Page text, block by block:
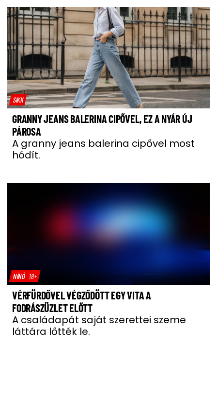
SIKK
GRANNY JEANS BALERINA CIPŐVEL, EZ A NYÁR ÚJ
PÁROSA
A granny jeans balerina cipővel most
hódít.
NÍNÓ 18+
VÉRFÜRDŐVEL VÉGZŐDÖTT EGY VITA A
FODRÁSZÜZLET ELŐTT
A családapát saját szerettei szeme
láttára lőtték le.